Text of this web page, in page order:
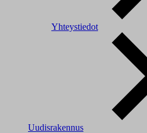
Yhteystiedot
Uudisrakennus